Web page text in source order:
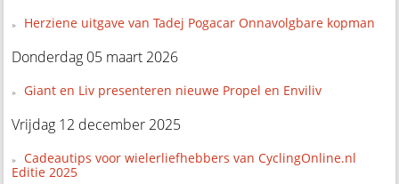
Herziene uitgave van Tadej Pogacar Onnavolgbare kopman
Donderdag 05 maart 2026
Giant en Liv presenteren nieuwe Propel en Enviliv
Vrijdag 12 december 2025
Cadeautips voor wielerliefhebbers van CyclingOnline.nl
Editie 2025